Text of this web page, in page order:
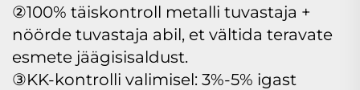
②100% täiskontroll metalli tuvastaja +
nöörde tuvastaja abil, et vältida teravate
esmete jäägisisaldust.
③KK-kontrolli valimisel: 3%-5% igast